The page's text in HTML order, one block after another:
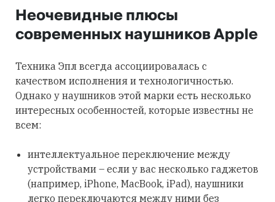
Неочевидные плюсы
современных наушников Apple
Техника Эпл всегда ассоциировалась с
качеством исполнения и технологичностью.
Однако у наушников этой марки есть несколько
интересных особенностей, которые известны не
всем:
интеллектуальное переключение между
устройствами – если у вас несколько гаджетов
(например, iPhone, MacBook, iPad), наушники
легко переключаются между ними без